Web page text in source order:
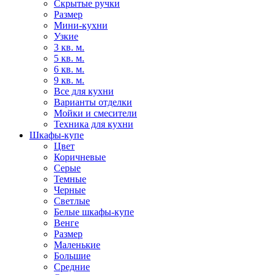
Скрытые ручки
Размер
Мини-кухни
Узкие
3 кв. м.
5 кв. м.
6 кв. м.
9 кв. м.
Все для кухни
Варианты отделки
Мойки и смесители
Техника для кухни
Шкафы-купе
Цвет
Коричневые
Серые
Темные
Черные
Светлые
Белые шкафы-купе
Венге
Размер
Маленькие
Большие
Средние